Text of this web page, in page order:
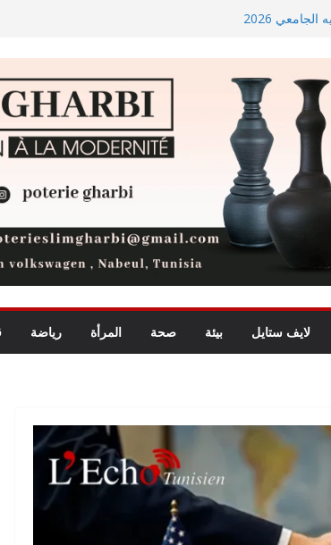
2026
للعاصمة
حول ظاهرة تسول
لايف ستايل بيئة صحة المرأة رياضة